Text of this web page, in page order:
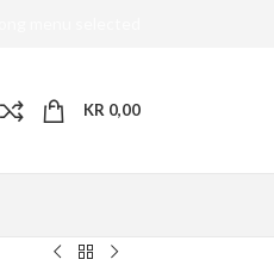
KR 0,00